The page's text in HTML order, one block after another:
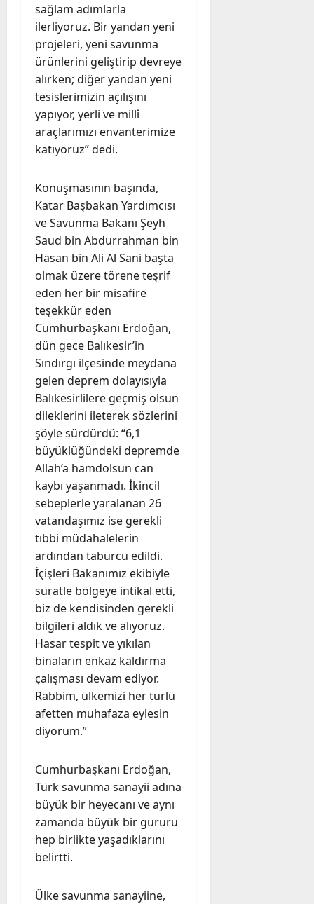
sağlam adımlarla
ilerliyoruz. Bir yandan yeni
projeleri, yeni savunma
ürünlerini geliştirip devreye
alırken; diğer yandan yeni
tesislerimizin açılışını
yapıyor, yerli ve millî
araçlarımızı envanterimize
katıyoruz” dedi.
Konuşmasının başında,
Katar Başbakan Yardımcısı
ve Savunma Bakanı Şeyh
Saud bin Abdurrahman bin
Hasan bin Ali Al Sani başta
olmak üzere törene teşrif
eden her bir misafire
teşekkür eden
Cumhurbaşkanı Erdoğan,
dün gece Balıkesir’in
Sındırgı ilçesinde meydana
gelen deprem dolayısıyla
Balıkesirlilere geçmiş olsun
dileklerini ileterek sözlerini
şöyle sürdürdü: “6,1
büyüklüğündeki depremde
Allah’a hamdolsun can
kaybı yaşanmadı. İkincil
sebeplerle yaralanan 26
vatandaşımız ise gerekli
tıbbi müdahalelerin
ardından taburcu edildi.
İçişleri Bakanımız ekibiyle
süratle bölgeye intikal etti,
biz de kendisinden gerekli
bilgileri aldık ve alıyoruz.
Hasar tespit ve yıkılan
binaların enkaz kaldırma
çalışması devam ediyor.
Rabbim, ülkemizi her türlü
afetten muhafaza eylesin
diyorum.”
Cumhurbaşkanı Erdoğan,
Türk savunma sanayii adına
büyük bir heyecanı ve aynı
zamanda büyük bir gururu
hep birlikte yaşadıklarını
belirtti.
Ülke savunma sanayiine,